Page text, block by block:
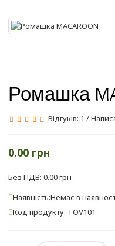
Ромашка
Відгуків: 1 /
0.00 грн
Без ПДВ: 0.00 грн
Наявність:Немає в
Код продукту: TOV101